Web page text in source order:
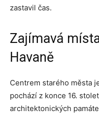
zastavil čas.
Zajímavá
Havaně
Centrem starého města
pochází z konce 16.
architektonických